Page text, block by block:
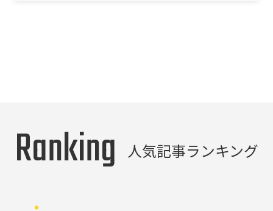
Ranking 人気記事ランキング